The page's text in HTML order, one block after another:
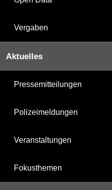
Vergaben
Aktuelles
Pressemitteilungen
Polizeimeldungen
Veranstaltungen
Fokusthemen